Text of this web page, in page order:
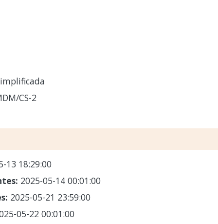
CS-2
13 18:29:00
2025-05-14 00:01:00
2025-05-21 23:59:00
05-22 00:01:00